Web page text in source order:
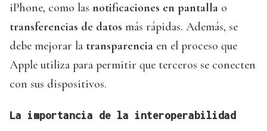
iPhone, como las notificaciones en pantalla o
transferencias de datos más rápidas. Además, se
debe mejorar la transparencia en el proceso que
Apple utiliza para permitir que terceros se conecten
con sus dispositivos.
La importancia de la interoperabilidad